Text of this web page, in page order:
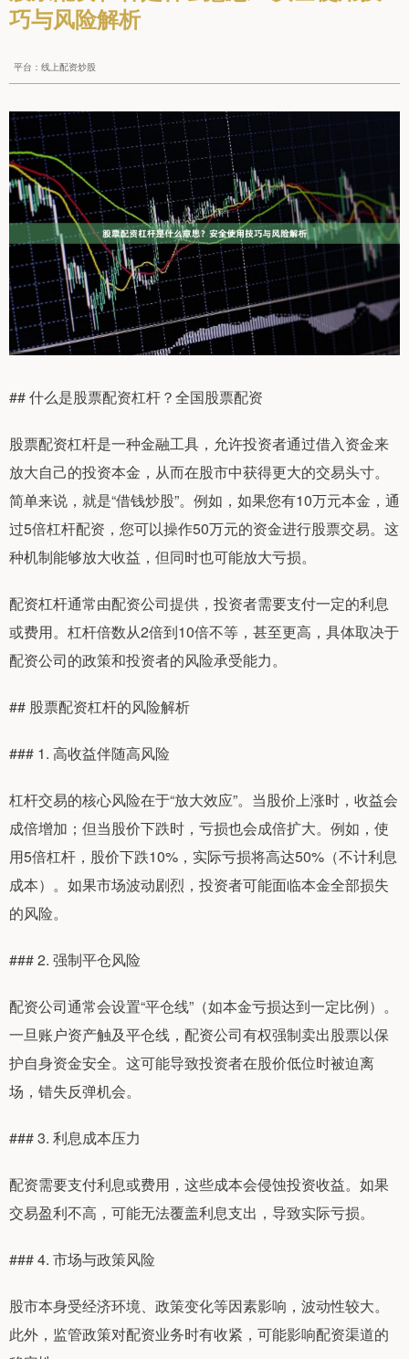
巧与风险解析
平台：线上配资炒股
## 什么是股票配资杠杆？全国股票配资
股票配资杠杆是一种金融工具，允许投资者通过借入资金来
放大自己的投资本金，从而在股市中获得更大的交易头寸。
简单来说，就是“借钱炒股”。例如，如果您有10万元本金，通
过5倍杠杆配资，您可以操作50万元的资金进行股票交易。这
种机制能够放大收益，但同时也可能放大亏损。
配资杠杆通常由配资公司提供，投资者需要支付一定的利息
或费用。杠杆倍数从2倍到10倍不等，甚至更高，具体取决于
配资公司的政策和投资者的风险承受能力。
## 股票配资杠杆的风险解析
### 1. 高收益伴随高风险
杠杆交易的核心风险在于“放大效应”。当股价上涨时，收益会
成倍增加；但当股价下跌时，亏损也会成倍扩大。例如，使
用5倍杠杆，股价下跌10%，实际亏损将高达50%（不计利息
成本）。如果市场波动剧烈，投资者可能面临本金全部损失
的风险。
### 2. 强制平仓风险
配资公司通常会设置“平仓线”（如本金亏损达到一定比例）。
一旦账户资产触及平仓线，配资公司有权强制卖出股票以保
护自身资金安全。这可能导致投资者在股价低位时被迫离
场，错失反弹机会。
### 3. 利息成本压力
配资需要支付利息或费用，这些成本会侵蚀投资收益。如果
交易盈利不高，可能无法覆盖利息支出，导致实际亏损。
### 4. 市场与政策风险
股市本身受经济环境、政策变化等因素影响，波动性较大。
此外，监管政策对配资业务时有收紧，可能影响配资渠道的